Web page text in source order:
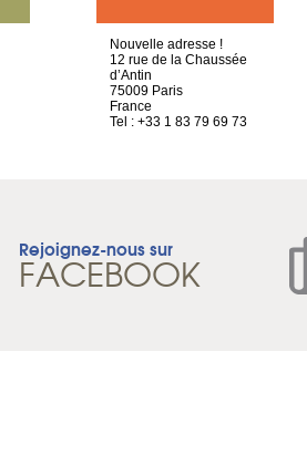
Nouvelle adresse !
12 rue de la Chaussée
d’Antin
75009 Paris
France
Tel : +33 1 83 79 69 73
Rejoignez-nous sur
FACEBOOK